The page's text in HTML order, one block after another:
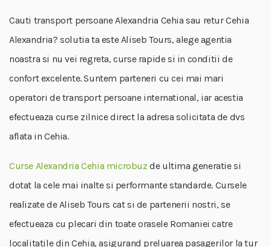
Cauti transport persoane Alexandria Cehia sau retur Cehia
Alexandria? solutia ta este Aliseb Tours, alege agentia
noastra si nu vei regreta, curse rapide si in conditii de
confort excelente. Suntem parteneri cu cei mai mari
operatori de transport persoane international, iar acestia
efectueaza curse zilnice direct la adresa solicitata de dvs
aflata in Cehia.
Curse Alexandria Cehia microbuz de ultima generatie si
dotat la cele mai inalte si performante standarde. Cursele
realizate de Aliseb Tours cat si de partenerii nostri, se
efectueaza cu plecari din toate orasele Romaniei catre
localitatile din Cehia, asigurand preluarea pasagerilor la tur